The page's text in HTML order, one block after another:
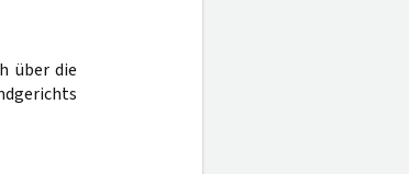
über die